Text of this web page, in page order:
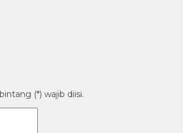
(*) wajib diisi.